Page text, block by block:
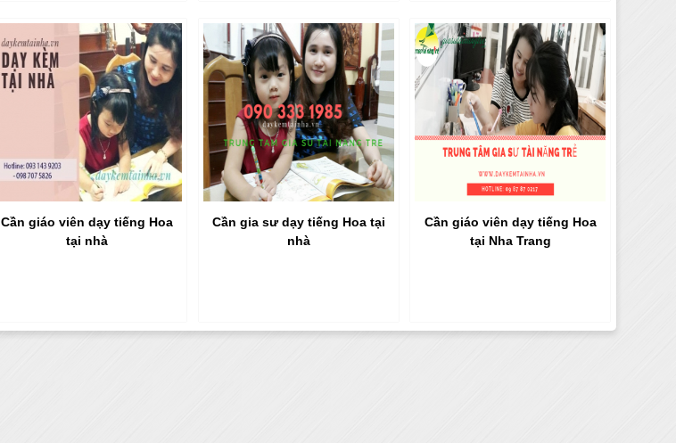
Cần giáo viên dạy tiếng Hoa
tại nhà
Cần gia sư dạy tiếng Hoa tại
nhà
Cần giáo viên dạy tiếng Hoa
tại Nha Trang